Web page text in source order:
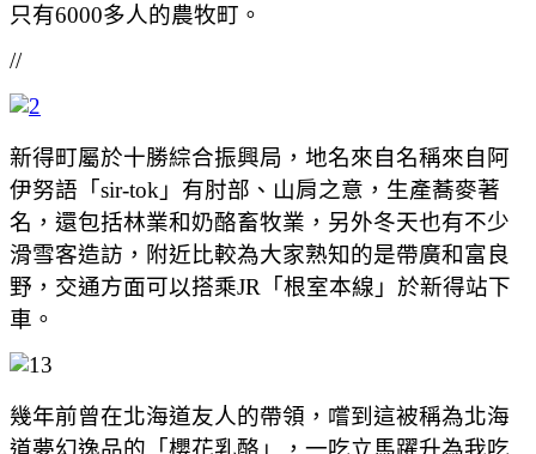
只有6000多人的農牧町。
//
新得町屬於十勝綜合振興局，地名來自名稱來自阿
伊努語「sir-tok」有肘部、山肩之意，生產蕎麥著
名，還包括林業和奶酪畜牧業，另外冬天也有不少
滑雪客造訪，附近比較為大家熟知的是帶廣和富良
野，交通方面可以搭乘JR「根室本線」於新得站下
車。
幾年前曾在北海道友人的帶領，嚐到這被稱為北海
道夢幻逸品的「櫻花乳酪」，一吃立馬躍升為我吃